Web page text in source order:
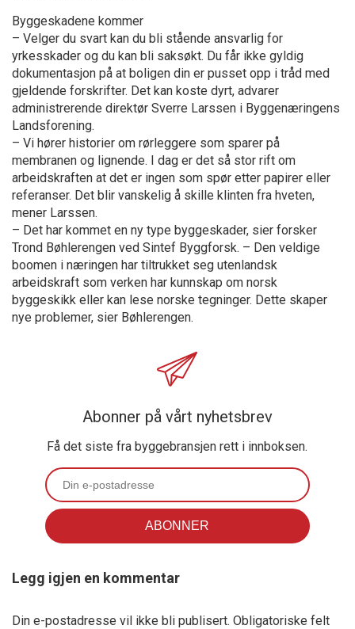
Byggeskadene kommer
– Velger du svart kan du bli stående ansvarlig for
yrkesskader og du kan bli saksøkt. Du får ikke gyldig
dokumentasjon på at boligen din er pusset opp i tråd med
gjeldende forskrifter. Det kan koste dyrt, advarer
administrerende direktør Sverre Larssen i Byggenæringens
Landsforening.
– Vi hører historier om rørleggere som sparer på
membranen og lignende. I dag er det så stor rift om
arbeidskraften at det er ingen som spør etter papirer eller
referanser. Det blir vanskelig å skille klinten fra hveten,
mener Larssen.
– Det har kommet en ny type byggeskader, sier forsker
Trond Bøhlerengen ved Sintef Byggforsk. – Den veldige
boomen i næringen har tiltrukket seg utenlandsk
arbeidskraft som verken har kunnskap om norsk
byggeskikk eller kan lese norske tegninger. Dette skaper
nye problemer, sier Bøhlerengen.
Abonner på vårt nyhetsbrev
Få det siste fra byggebransjen rett i innboksen.
Legg igjen en kommentar
Din e-postadresse vil ikke bli publisert. Obligatoriske felt